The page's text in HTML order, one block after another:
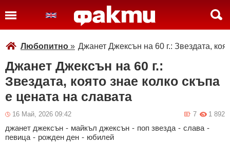
Любопитно » Джанет Джексън на 60 г.: Звездата,
Джанет Джексън на 60 г.:
Звездата, която знае колко скъпа
е цената на славата
16 Май, 2026 09:42 1 892
7
джанет джексън - майкъл джексън - поп звезда - слава -
певица - рожден ден - юбилей